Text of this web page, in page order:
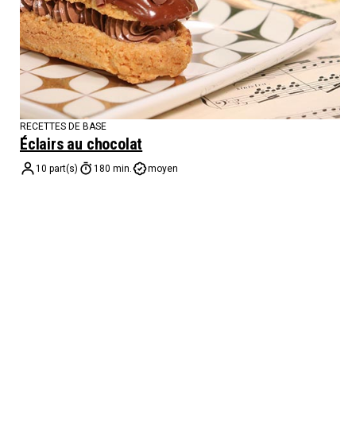
RECETTES DE BASE
Éclairs au chocolat
10 part(s) 180 min. moyen